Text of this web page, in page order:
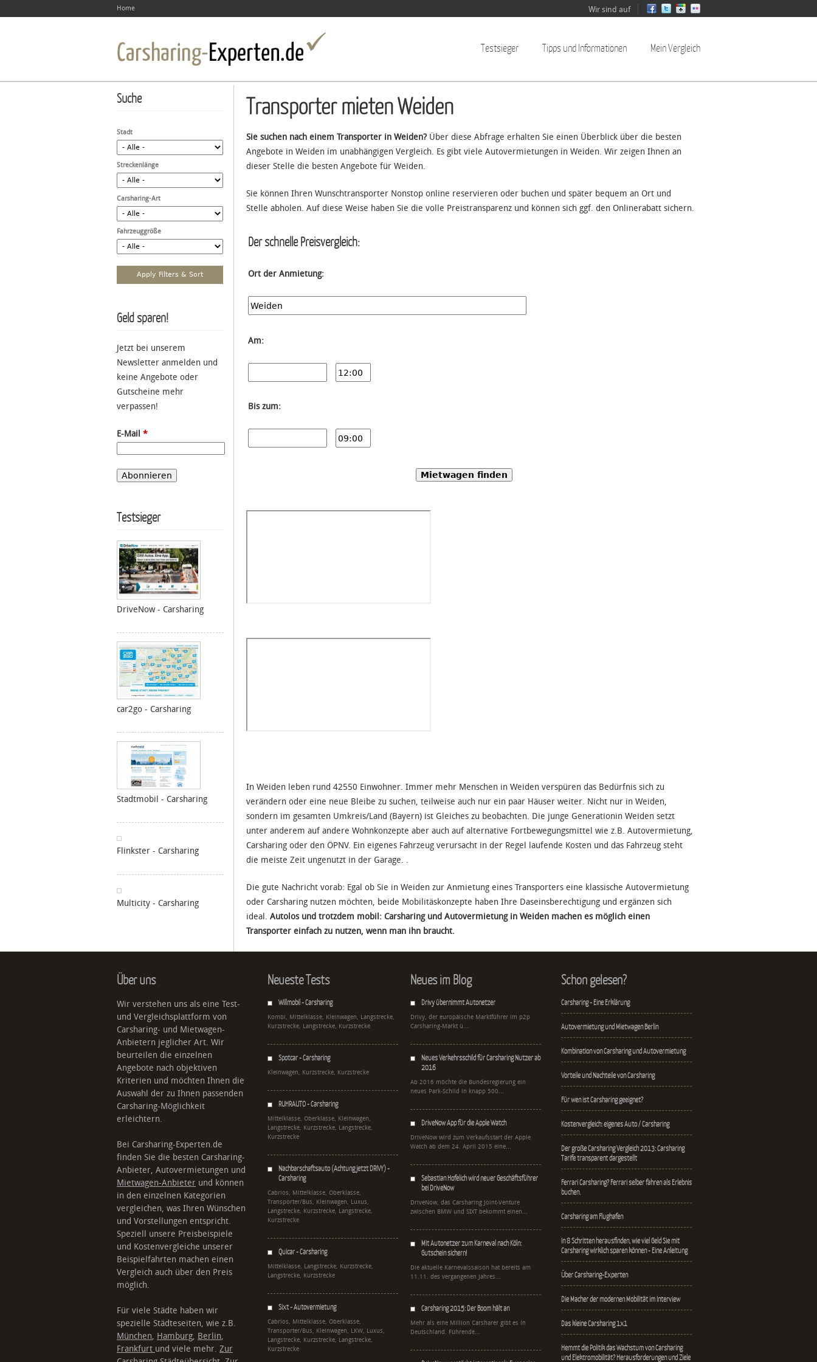
Home Wir sind auf
Testsieger Tipps und Informationen Mein Vergleich
Transporter mieten Weiden
Sie suchen nach einem Transporter in Weiden? Über diese Abfrage erhalten Sie einen Überblick über die besten
Angebote in Weiden im unabhängigen Vergleich. Es gibt viele Autovermietungen in Weiden. Wir zeigen Ihnen an
dieser Stelle die besten Angebote für Weiden.
Sie können Ihren Wunschtransporter Nonstop online reservieren oder buchen und später bequem an Ort und
Stelle abholen. Auf diese Weise haben Sie die volle Preistransparenz und können sich ggf. den Onlinerabatt sichern.
Der schnelle Preisvergleich:
Ort der Anmietung:
Am:
Bis zum:
Mietwagen finden
In Weiden leben rund 42550 Einwohner. Immer mehr Menschen in Weiden verspüren das Bedürfnis sich zu
verändern oder eine neue Bleibe zu suchen, teilweise auch nur ein paar Häuser weiter. Nicht nur in Weiden,
sondern im gesamten Umkreis/Land (Bayern) ist Gleiches zu beobachten. Die junge Generationin Weiden setzt
unter anderem auf andere Wohnkonzepte aber auch auf alternative Fortbewegungsmittel wie z.B. Autovermietung,
Carsharing oder den ÖPNV. Ein eigenes Fahrzeug verursacht in der Regel laufende Kosten und das Fahrzeug steht
die meiste Zeit ungenutzt in der Garage. .
Die gute Nachricht vorab: Egal ob Sie in Weiden zur Anmietung eines Transporters eine klassische Autovermietung
oder Carsharing nutzen möchten, beide Mobilitäskonzepte haben Ihre Daseinsberechtigung und ergänzen sich
ideal. Autolos und trotzdem mobil: Carsharing und Autovermietung in Weiden machen es möglich einen
Transporter einfach zu nutzen, wenn man ihn braucht.
Suche
Stadt
Streckenlänge
Carsharing-Art
Fahrzeuggröße
Geld sparen!
Jetzt bei unserem
Newsletter anmelden und
keine Angebote oder
Gutscheine mehr
verpassen!
E-Mail *
Testsieger
DriveNow - Carsharing
car2go - Carsharing
Stadtmobil - Carsharing
Flinkster - Carsharing
Multicity - Carsharing
Über uns
Wir verstehen uns als eine Test-
und Vergleichsplattform von
Carsharing- und Mietwagen-
Anbietern jeglicher Art. Wir
beurteilen die einzelnen
Angebote nach objektiven
Kriterien und möchten Ihnen die
Auswahl der zu Ihnen passenden
Carsharing-Möglichkeit
erleichtern.
Bei Carsharing-Experten.de
finden Sie die besten Carsharing-
Anbieter, Autovermietungen und
Mietwagen-Anbieter und können
in den einzelnen Kategorien
vergleichen, was Ihren Wünschen
und Vorstellungen entspricht.
Speziell unsere Preisbeispiele
und Kostenvergleiche unserer
Beispielfahrten machen einen
Vergleich auch über den Preis
möglich.
Für viele Städte haben wir
spezielle Städteseiten, wie z.B.
München, Hamburg, Berlin,
Frankfurt und viele mehr. Zur
Neueste Tests
Willmobil - Carsharing
Kombi, Mittelklasse, Kleinwagen, Langstrecke,
Kurzstrecke, Langstrecke, Kurzstrecke
Spotcar - Carsharing
Kleinwagen, Kurzstrecke, Kurzstrecke
RUHRAUTO - Carsharing
Mittelklasse, Oberklasse, Kleinwagen,
Langstrecke, Kurzstrecke, Langstrecke,
Kurzstrecke
Nachbarschaftsauto (Achtung jetzt DRIVY) -
Carsharing
Cabrios, Mittelklasse, Oberklasse,
Transporter/Bus, Kleinwagen, Luxus,
Langstrecke, Kurzstrecke, Langstrecke,
Kurzstrecke
Quicar - Carsharing
Mittelklasse, Langstrecke, Kurzstrecke,
Langstrecke, Kurzstrecke
Sixt - Autovermietung
Cabrios, Mittelklasse, Oberklasse,
Transporter/Bus, Kleinwagen, LKW, Luxus,
Langstrecke, Kurzstrecke, Langstrecke,
Kurzstrecke
Neues im Blog
Drivy übernimmt Autonetzer
Drivy, der europäische Marktführer im p2p
Carsharing-Markt ü...
Neues Verkehrsschild für Carsharing Nutzer ab
2016
Ab 2016 möchte die Bundesregierung ein
neues Park-Schild in knapp 500...
DriveNow App für die Apple Watch
DriveNow wird zum Verkaufsstart der Apple
Watch ab dem 24. April 2015 eine...
Sebastian Hofelich wird neuer Geschäftsführer
bei DriveNow
DriveNow, das Carsharing Joint-Venture
zwischen BMW und SIXT bekommt einen...
Mit Autonetzer zum Karneval nach Köln:
Gutschein sichern!
Die aktuelle Karnevalssaison hat bereits am
11.11. des vergangenen Jahres...
Carsharing 2015: Der Boom hält an
Mehr als eine Million Carsharer gibt es in
Deutschland. Führende...
Schon gelesen?
Carsharing - Eine Erklärung
Autovermietung und Mietwagen Berlin
Kombination von Carsharing und Autovermietung
Vorteile und Nachteile von Carsharing
Für wen ist Carsharing geeignet?
Kostenvergleich: eigenes Auto / Carsharing
Der große Carsharing Vergleich 2013: Carsharing
Tarife transparent dargestellt
Ferrari Carsharing? Ferrari selber fahren als Erlebnis
buchen.
Carsharing am Flughafen
In 8 Schritten herausfinden, wie viel Geld Sie mit
Carsharing wirklich sparen können - Eine Anleitung
Über Carsharing-Experten
Die Macher der modernen Mobilität im Interview
Das kleine Carsharing 1x1
Hemmt die Politik das Wachstum von Carsharing
und Elektromobilität? Herausforderungen und Ziele